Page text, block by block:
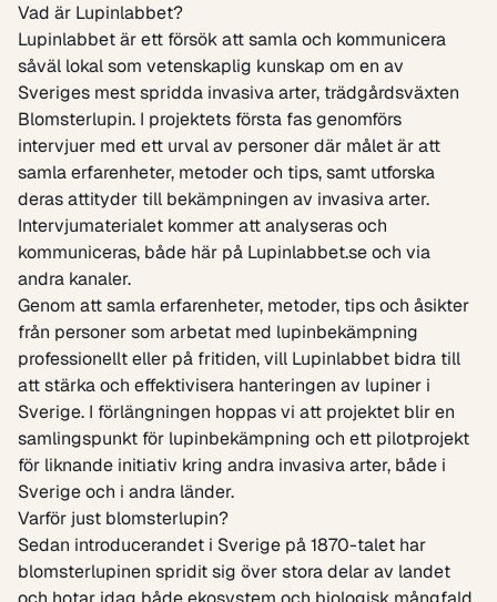
Vad är Lupinlabbet?
Lupinlabbet är ett försök att samla och kommunicera
såväl lokal som vetenskaplig kunskap om en av
Sveriges mest spridda invasiva arter, trädgårdsväxten
Blomsterlupin. I projektets första fas genomförs
intervjuer med ett urval av personer där målet är att
samla erfarenheter, metoder och tips, samt utforska
deras attityder till bekämpningen av invasiva arter.
Intervjumaterialet kommer att analyseras och
kommuniceras, både här på Lupinlabbet.se och via
andra kanaler.
Genom att samla erfarenheter, metoder, tips och åsikter
från personer som arbetat med lupinbekämpning
professionellt eller på fritiden, vill Lupinlabbet bidra till
att stärka och effektivisera hanteringen av lupiner i
Sverige. I förlängningen hoppas vi att projektet blir en
samlingspunkt för lupinbekämpning och ett pilotprojekt
för liknande initiativ kring andra invasiva arter, både i
Sverige och i andra länder.
Varför just blomsterlupin?
Sedan introducerandet i Sverige på 1870-talet har
blomsterlupinen spridit sig över stora delar av landet